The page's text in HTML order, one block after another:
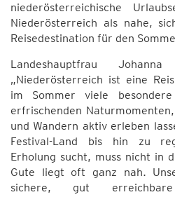
niederösterreichische
Niederösterreich als nahe,
Reisedestination für den
Landeshauptfrau
„Niederösterreich ist eine
im Sommer viele
erfrischenden
und Wandern aktiv erleben
Festival-Land bis hin zu
Erholung sucht, muss nicht in
Gute liegt oft ganz nah.
sichere, gut